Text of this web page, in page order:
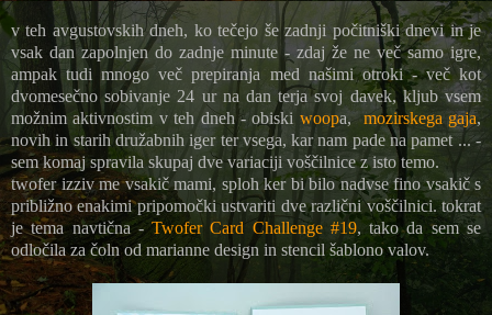
v teh avgustovskih dneh, ko tečejo še zadnji počitniški dnevi in je
vsak dan zapolnjen do zadnje minute - zdaj že ne več samo igre,
ampak tudi mnogo več prepiranja med našimi otroki - več kot
dvomesečno sobivanje 24 ur na dan terja svoj davek, kljub vsem
možnim aktivnostim v teh dneh - obiski woopa,mozirskega gaja,
novih in starih družabnih iger ter vsega, kar nam pade na pamet ... -
sem komaj spravila skupaj dve variaciji voščilnice z isto temo.
twofer izziv me vsakič mami, sploh ker bi bilo nadvse fino vsakič s
približno enakimi pripomočki ustvariti dve različni voščilnici. tokrat
je tema navtična -Twofer Card Challenge #19, tako da sem se
odločila za čoln od marianne design in stencil šablono valov.